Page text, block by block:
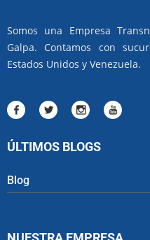
Somos una Empresa
Galpa. Contamos con
Estados Unidos y Venezuela.
ÚLTIMOS BLOGS
Blog